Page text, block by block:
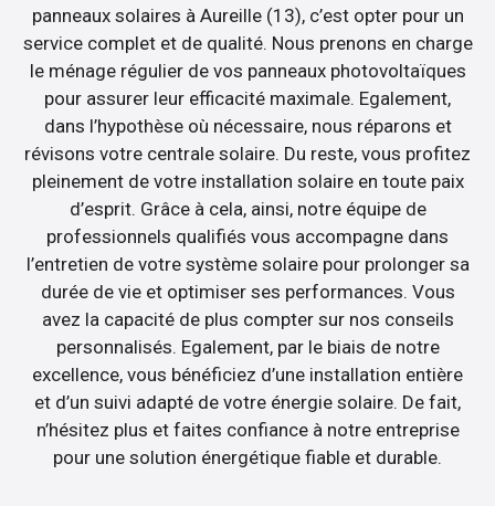
panneaux solaires à Aureille (13), c’est opter pour un
service complet et de qualité. Nous prenons en charge
le ménage régulier de vos panneaux photovoltaïques
pour assurer leur efficacité maximale. Egalement,
dans l’hypothèse où nécessaire, nous réparons et
révisons votre centrale solaire. Du reste, vous profitez
pleinement de votre installation solaire en toute paix
d’esprit. Grâce à cela, ainsi, notre équipe de
professionnels qualifiés vous accompagne dans
l’entretien de votre système solaire pour prolonger sa
durée de vie et optimiser ses performances. Vous
avez la capacité de plus compter sur nos conseils
personnalisés. Egalement, par le biais de notre
excellence, vous bénéficiez d’une installation entière
et d’un suivi adapté de votre énergie solaire. De fait,
n’hésitez plus et faites confiance à notre entreprise
pour une solution énergétique fiable et durable.